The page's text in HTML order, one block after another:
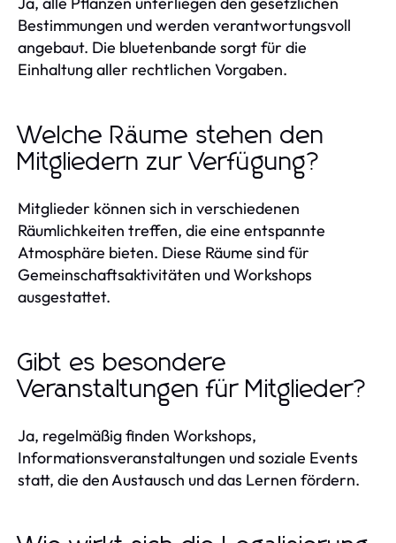
Bestimmungen und werden verantwortungsvoll
angebaut. Die bluetenbande sorgt für die
Einhaltung aller rechtlichen Vorgaben.
Welche Räume stehen den
Mitgliedern zur Verfügung?
Mitglieder können sich in verschiedenen
Räumlichkeiten treffen, die eine entspannte
Atmosphäre bieten. Diese Räume sind für
Gemeinschaftsaktivitäten und Workshops
ausgestattet.
Gibt es besondere
Veranstaltungen für Mitglieder?
Ja, regelmäßig finden Workshops,
Informationsveranstaltungen und soziale Events
statt, die den Austausch und das Lernen fördern.